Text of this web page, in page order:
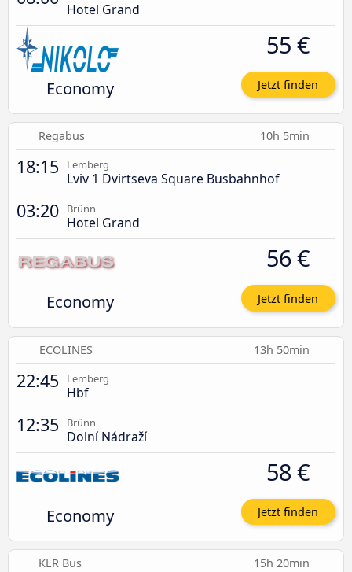
Hotel Grand
Economy
55 €
Jetzt finden
Regabus 10h 5min
18:15 Lemberg
Lviv 1 Dvirtseva Square Busbahnhof
03:20 Brünn
Hotel Grand
Economy
56 €
Jetzt finden
ECOLINES 13h 50min
22:45 Lemberg
Hbf
12:35 Brünn
Dolní Nádraží
Economy
58 €
Jetzt finden
KLR Bus 15h 20min